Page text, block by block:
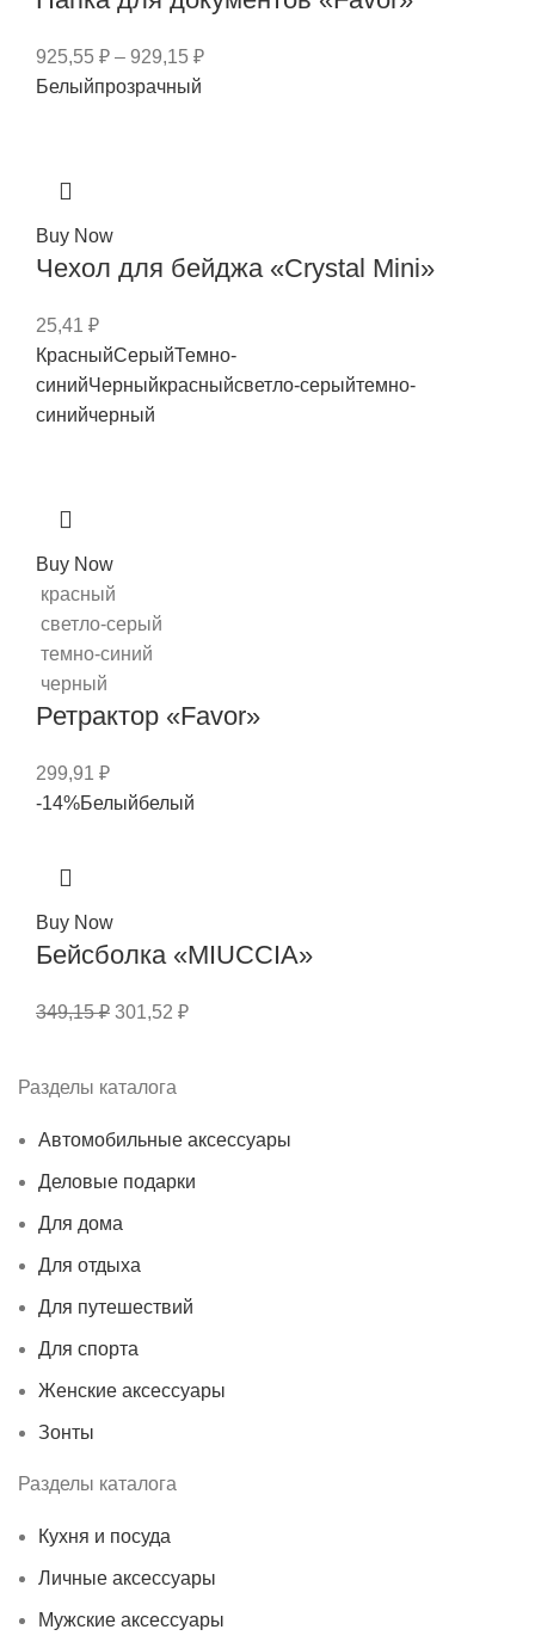
925,55 ₽ – 929,15 ₽
Белыйпрозрачный
Buy Now
Чехол для бейджа «Crystal Mini»
25,41 ₽
КрасныйСерыйТемно-
синийЧерныйкрасныйсветло-серыйтемно-
синийчерный
Buy Now
красный
светло-серый
темно-синий
черный
Ретрактор «Favor»
299,91 ₽
-14%Белыйбелый
Buy Now
Бейсболка «MIUCCIA»
349,15₽ 301,52 ₽
Разделы каталога
Автомобильные аксессуары
Деловые подарки
Для дома
Для отдыха
Для путешествий
Для спорта
Женские аксессуары
Зонты
Разделы каталога
Кухня и посуда
Личные аксессуары
Мужские аксессуары